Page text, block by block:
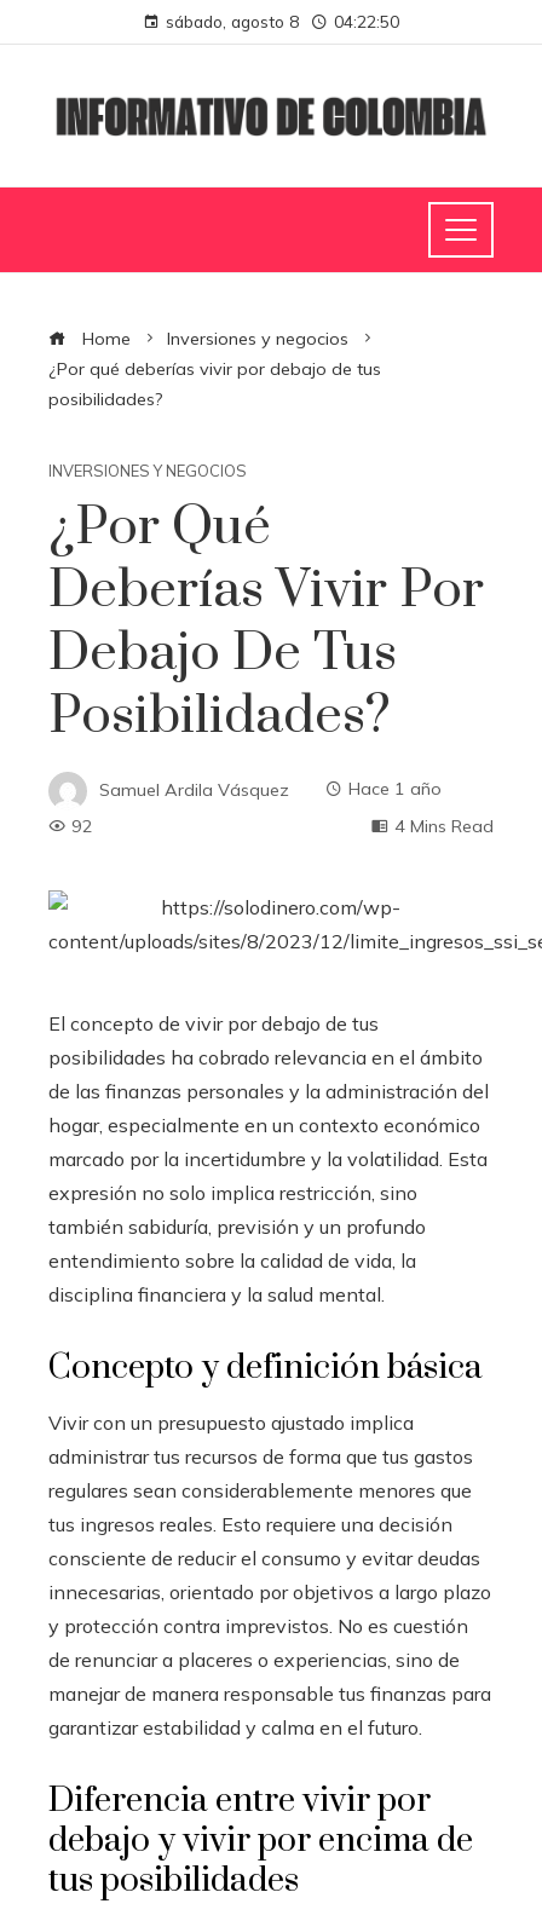
sábado, agosto 8 04:22:51
Home
Inversiones y negocios
¿Por qué deberías vivir por debajo de tus
posibilidades?
INVERSIONES Y NEGOCIOS
¿Por Qué
Deberías Vivir Por
Debajo De Tus
Posibilidades?
Samuel Ardila Vásquez
Hace 1 año
92
4 Mins Read
El concepto de vivir por debajo de tus
posibilidades ha cobrado relevancia en el ámbito
de las finanzas personales y la administración del
hogar, especialmente en un contexto económico
marcado por la incertidumbre y la volatilidad. Esta
expresión no solo implica restricción, sino
también sabiduría, previsión y un profundo
entendimiento sobre la calidad de vida, la
disciplina financiera y la salud mental.
Concepto y definición básica
Vivir con un presupuesto ajustado implica
administrar tus recursos de forma que tus gastos
regulares sean considerablemente menores que
tus ingresos reales. Esto requiere una decisión
consciente de reducir el consumo y evitar deudas
innecesarias, orientado por objetivos a largo plazo
y protección contra imprevistos. No es cuestión
de renunciar a placeres o experiencias, sino de
manejar de manera responsable tus finanzas para
garantizar estabilidad y calma en el futuro.
Diferencia entre vivir por
debajo y vivir por encima de
tus posibilidades